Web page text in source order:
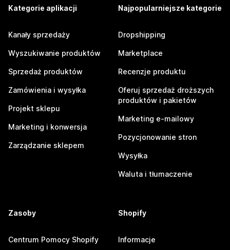
Kategorie aplikacji
Kanały sprzedaży
Wyszukiwanie produktów
Sprzedaż produktów
Zamówienia i wysyłka
Projekt sklepu
Marketing i konwersja
Zarządzanie sklepem
Najpopularniejsze kategorie
Dropshipping
Marketplace
Recenzje produktu
Oferuj sprzedaż droższych
produktów i pakietów
Marketing e-mailowy
Pozycjonowanie stron
Wysyłka
Waluta i tłumaczenie
Zasoby
Centrum Pomocy Shopify
Shopify
Informacje